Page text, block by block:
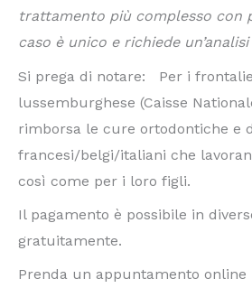
trattamento più complesso con
caso è unico e richiede
Si prega di notare: Per i
lussemburghese (Caisse
rimborsa le cure ortodontiche e
francesi/belgi/italiani che
così come per i loro figli.
Il pagamento è possibile in
gratuitamente.
Prenda un appuntamento online